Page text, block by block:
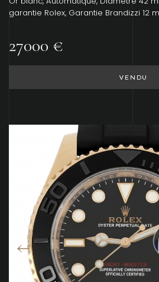
garantie Rolex, Garantie Brandizzi 12
27000 €
VENDU